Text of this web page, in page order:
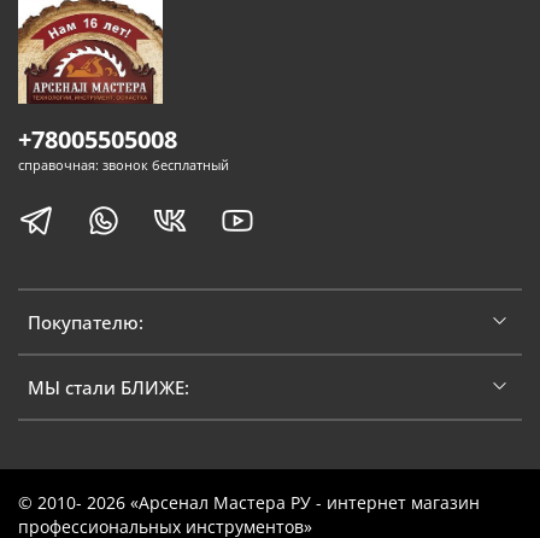
Покупателю:
МЫ стали БЛИЖЕ:
+78005505008
справочная: звонок бесплатный
© 2010- 2026 «Арсенал Мастера РУ - интернет магазин
профессиональных инструментов»